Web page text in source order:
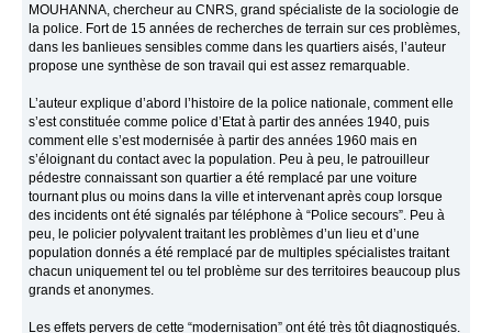
MOUHANNA, chercheur au CNRS, grand spécialiste de la sociologie de
la police. Fort de 15 années de recherches de terrain sur ces problèmes,
dans les banlieues sensibles comme dans les quartiers aisés, l’auteur
propose une synthèse de son travail qui est assez remarquable.
L’auteur explique d’abord l’histoire de la police nationale, comment elle
s’est constituée comme police d’Etat à partir des années 1940, puis
comment elle s’est modernisée à partir des années 1960 mais en
s’éloignant du contact avec la population. Peu à peu, le patrouilleur
pédestre connaissant son quartier a été remplacé par une voiture
tournant plus ou moins dans la ville et intervenant après coup lorsque
des incidents ont été signalés par téléphone à “Police secours”. Peu à
peu, le policier polyvalent traitant les problèmes d’un lieu et d’une
population donnés a été remplacé par de multiples spécialistes traitant
chacun uniquement tel ou tel problème sur des territoires beaucoup plus
grands et anonymes.
Les effets pervers de cette “modernisation” ont été très tôt diagnostiqués.